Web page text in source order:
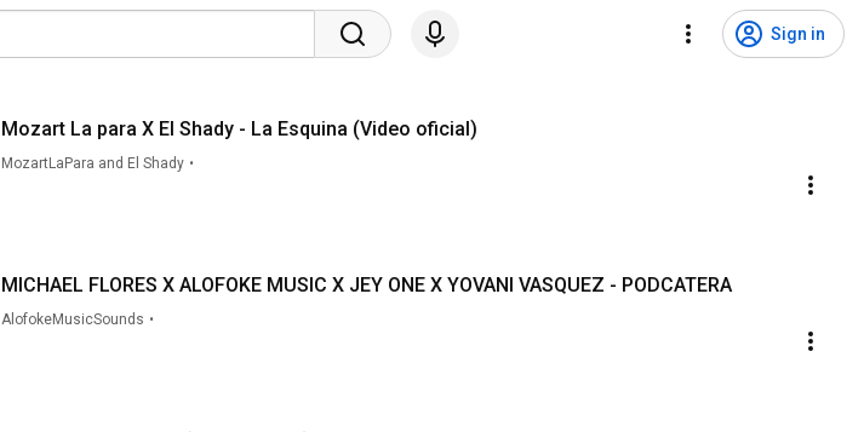
Sign in
Mozart La para X El Shady - La Esquina (Video oficial)
MozartLaPara and El Shady •
MICHAEL FLORES X ALOFOKE MUSIC X JEY ONE X YOVANI VASQUEZ - PODCATERA
AlofokeMusicSounds •